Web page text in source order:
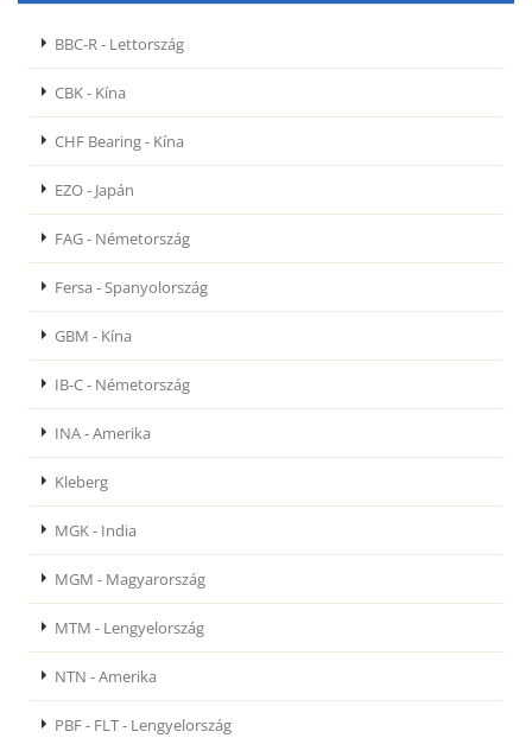
BBC-R - Lettország
CBK - Kína
CHF Bearing - Kína
EZO - Japán
FAG - Németország
Fersa - Spanyolország
GBM - Kína
IB-C - Németország
INA - Amerika
Kleberg
MGK - India
MGM - Magyarország
MTM - Lengyelország
NTN - Amerika
PBF - FLT - Lengyelország